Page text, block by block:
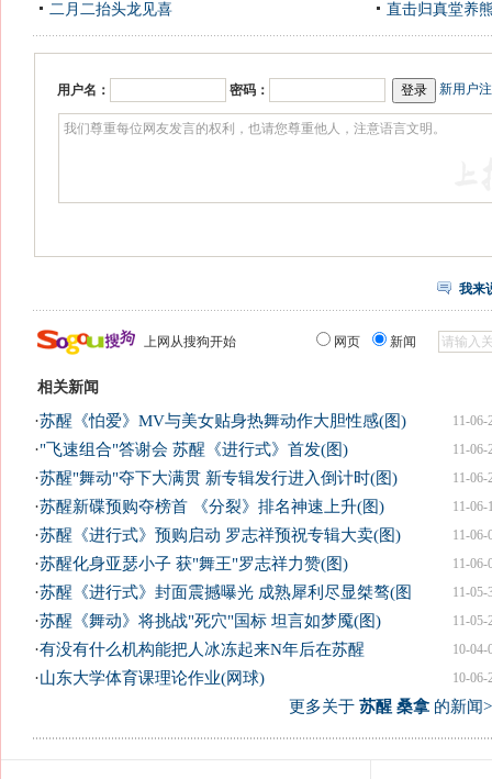
二月二抬头龙见喜 直击归真堂养
用户名： 密码： 新用户
我来
上网从搜狗开始 网页 新闻
相关新闻
11-06-
·苏醒《怕爱》MV与美女贴身热舞动作大胆性感(图)
11-06-
·"飞速组合"答谢会 苏醒《进行式》首发(图)
11-06-
·苏醒"舞动"夺下大满贯 新专辑发行进入倒计时(图)
11-06-
·苏醒新碟预购夺榜首 《分裂》排名神速上升(图)
11-06-
·苏醒《进行式》预购启动 罗志祥预祝专辑大卖(图)
11-06-
·苏醒化身亚瑟小子 获"舞王"罗志祥力赞(图)
11-05-
·苏醒《进行式》封面震撼曝光 成熟犀利尽显桀骜(图
11-05-
·苏醒《舞动》将挑战"死穴"国标 坦言如梦魇(图)
10-04-
·有没有什么机构能把人冰冻起来N年后在苏醒
10-06-
·山东大学体育课理论作业(网球)
更多关于 苏醒 桑拿的新闻